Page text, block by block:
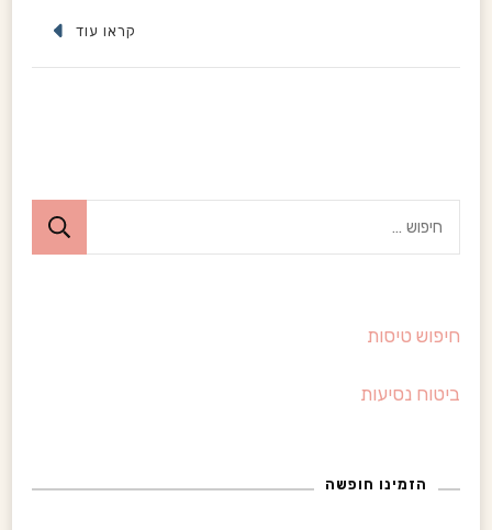
קראו עוד
ש
חיפוש טיסות
ביטוח נסיעות
הזמינו חופשה